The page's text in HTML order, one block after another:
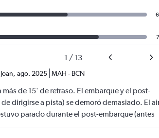
1 / 13
Joan ago. 2025 MAH - BCN
más de 15' de retraso. El embarque y el post-
dirigirse a pista) se demoró demasiado. El
parado durante el post-embarque (antes
y durante el desembarque en destino. Los